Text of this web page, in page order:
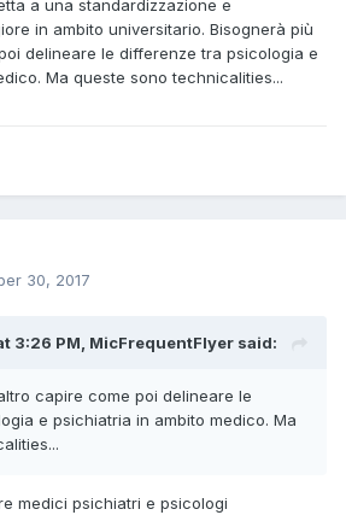
a una standardizzazione e
in ambito universitario. Bisognerà più
delineare le differenze tra psicologia e
Ma queste sono technicalities...
30, 2017
3:26 PM, MicFrequentFlyer said:
capire come poi delineare le
e psichiatria in ambito medico. Ma
medici psichiatri e psicologi